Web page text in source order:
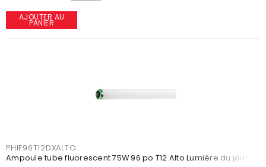
AJOUTER AU
PANIER
PHIF96T12DXALTO
Ampoule tube fluorescent 75W 96 po T12 Alto Lumière du jour